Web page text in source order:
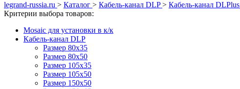
legrand-russia.ru > Каталог > Кабель-канал DLP > Кабель-канал DLPlus
Критерии выбора товаров:
Mosaic для установки в к/к
Кабель-канал DLP
Размер 80х35
Размер 80х50
Размер 105х35
Размер 105х50
Размер 150х50